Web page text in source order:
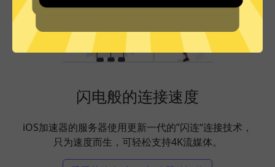
闪电般的连接速度
iOS加速器的服务器使用更新一代的”闪连“连接技术，
只为速度而生，可轻松支持4K流媒体。